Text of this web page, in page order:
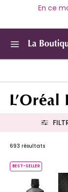
En ce
693 résultats
BEST-SELLER